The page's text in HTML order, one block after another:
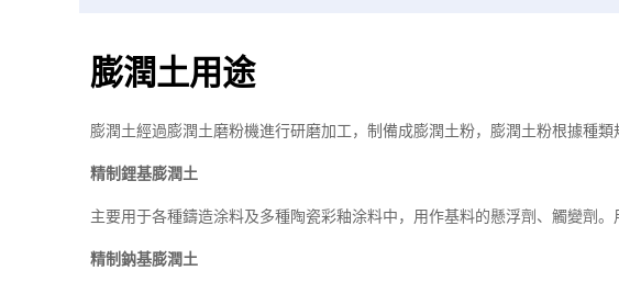
膨潤土用途
膨潤土經過膨潤土磨粉機進行研磨加工，制備成膨潤土粉，膨潤土粉根據
精制鋰基膨潤土
主要用于各種鑄造涂料及多種陶瓷彩釉涂料中，用作基料的懸浮劑、觸變
精制鈉基膨潤土